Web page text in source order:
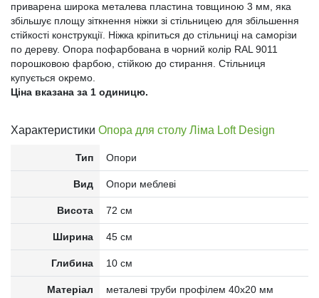
приварена широка металева пластина товщиною 3 мм, яка
збільшує площу зіткнення ніжки зі стільницею для збільшення
стійкості конструкції. Ніжка кріпиться до стільниці на саморізи
по дереву. Опора пофарбована в чорний колір RAL 9011
порошковою фарбою, стійкою до стирання. Стільниця
купується окремо.
Ціна вказана за 1 одиницю.
Характеристики Опора для столу Ліма Loft Design
Тип Опори
Вид Опори меблеві
Висота 72 см
Ширина 45 см
Глибина 10 см
Матеріал металеві труби профілем 40x20 мм